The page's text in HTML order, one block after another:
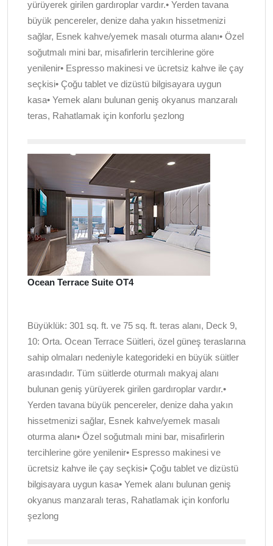
yürüyerek girilen gardıroplar vardır.• Yerden tavana
büyük pencereler, denize daha yakın hissetmenizi
sağlar, Esnek kahve/yemek masalı oturma alanı• Özel
soğutmalı mini bar, misafirlerin tercihlerine göre
yenilenir• Espresso makinesi ve ücretsiz kahve ile çay
seçkisi• Çoğu tablet ve dizüstü bilgisayara uygun
kasa• Yemek alanı bulunan geniş okyanus manzaralı
teras, Rahatlamak için konforlu şezlong
Ocean Terrace Suite OT4
Büyüklük: 301 sq. ft. ve 75 sq. ft. teras alanı, Deck 9,
10: Orta. Ocean Terrace Süitleri, özel güneş teraslarına
sahip olmaları nedeniyle kategorideki en büyük süitler
arasındadır. Tüm süitlerde oturmalı makyaj alanı
bulunan geniş yürüyerek girilen gardıroplar vardır.•
Yerden tavana büyük pencereler, denize daha yakın
hissetmenizi sağlar, Esnek kahve/yemek masalı
oturma alanı• Özel soğutmalı mini bar, misafirlerin
tercihlerine göre yenilenir• Espresso makinesi ve
ücretsiz kahve ile çay seçkisi• Çoğu tablet ve dizüstü
bilgisayara uygun kasa• Yemek alanı bulunan geniş
okyanus manzaralı teras, Rahatlamak için konforlu
şezlong